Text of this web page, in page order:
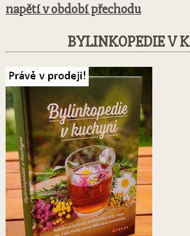
napětí v období přechodu
BYLINKOPEDIE V